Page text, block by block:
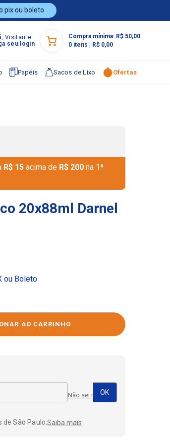
pix ou boleto
Visitante
seu login
Compra mínima: R$ 50,00
0 itens R$ 0,00
Papéis Sacos de Lixo Ofertas
R$ 15 acima de R$ 200 na 1ª
20x88ml Darnel
ou Boleto
Não sei meu CEP
de São Paulo.Saiba mais